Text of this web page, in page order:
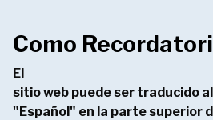
Como
El
sitio web puede ser traducido
"Español" en la parte superior